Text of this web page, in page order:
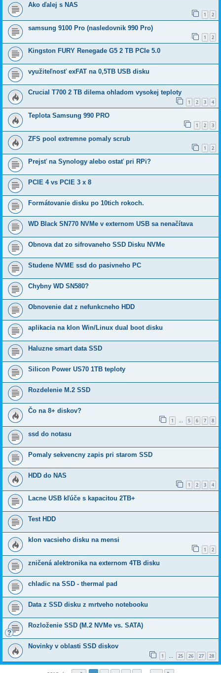
Ako ďalej s NAS
1 2
samsung 9100 Pro (nasledovnik 990 Pro)
1 2
Kingston FURY Renegade G5 2 TB PCIe 5.0
využiteľnosť exFAT na 0,5TB USB disku
Crucial T700 2 TB dilema ohladom vysokej teploty
1 2 3 4
Teplota Samsung 990 PRO
1 2 3
ZFS pool extremne pomaly scrub
1 2
Prejsť na Synology alebo ostať pri RPi?
PCIE 4 vs PCIE 3 x 8
Formátovanie disku po 10tich rokoch.
WD Black SN770 NVMe v externom USB sa nenačítava
Obnova dat zo sifrovaneho SSD Disku NVMe
Studene NVME ssd do pasivneho PC
Chybny WD SN580?
Obnovenie dat z nefunkcneho HDD
aplikacia na klon Win/Linux dual boot disku
Haluzne smart data SSD
Silicon Power US70 1TB teploty
Rozdelenie M.2 SSD
Čo na 8+ diskov?
1 … 5 6 7 8
ssd do notasu
Pomaly sekvencny zapis pri starom SSD
HDD do NAS
1 2 3 4
Lacne USB kľúče s kapacitou 2TB+
Test HDD
klon vacsieho disku na mensi
1 2
zničená alektronika na externom 4TB disku
chladic na SSD - thermal pad
Data z SSD disku z mrtveho notebooku
Rozloženie SSD (M.2 NVMe vs. SATA)
Novinky v oblasti SSD diskov
1 … 25 26 27 28